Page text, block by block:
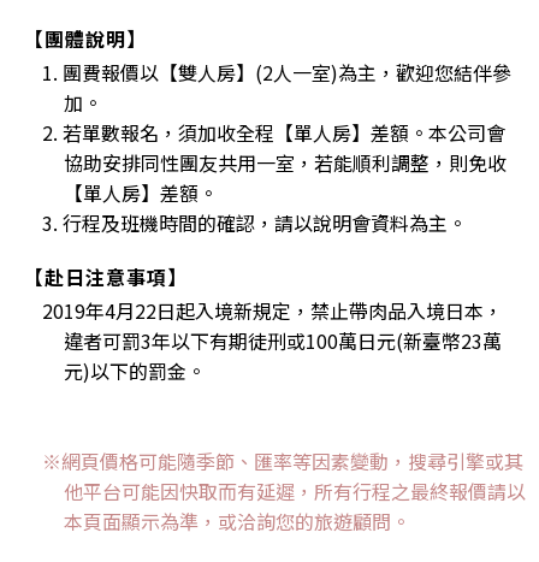
【團體說明】
1. 團費報價以【雙人房】(2人一室)為主，歡迎您結伴參
加。
2. 若單數報名，須加收全程【單人房】差額。本公司會
協助安排同性團友共用一室，若能順利調整，則免收
【單人房】差額。
3. 行程及班機時間的確認，請以說明會資料為主。
【赴日注意事項】
2019年4月22日起入境新規定，禁止帶肉品入境日本，
違者可罰3年以下有期徒刑或100萬日元(新臺幣23萬
元)以下的罰金。
※網頁價格可能隨季節、匯率等因素變動，搜尋引擎或其
他平台可能因快取而有延遲，所有行程之最終報價請以
本頁面顯示為準，或洽詢您的旅遊顧問。